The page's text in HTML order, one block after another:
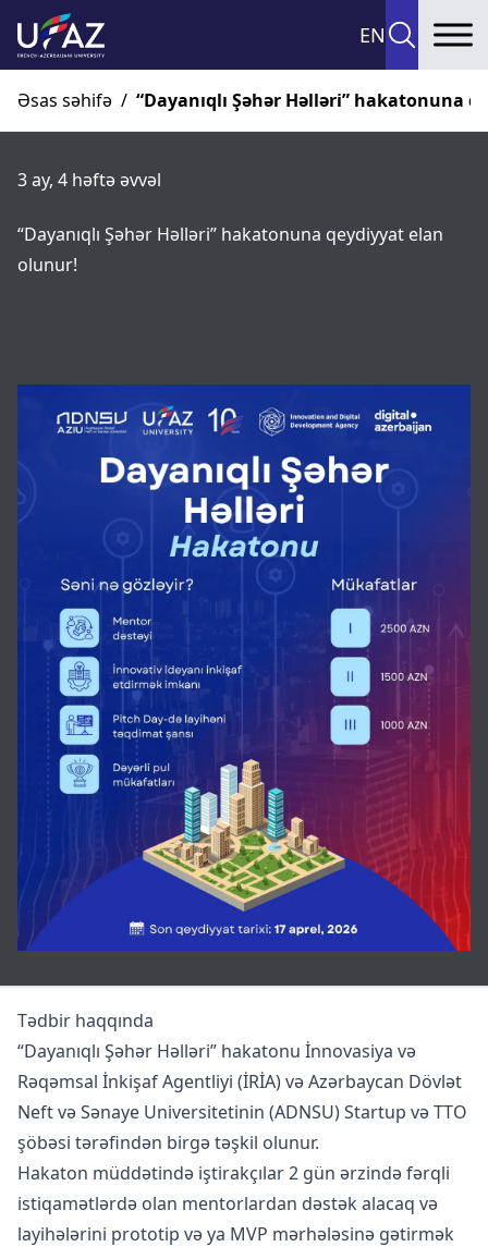
EN
Əsas səhifə / “Dayanıqlı Şəhər Həlləri” hakatonuna
3 ay, 4 həftə əvvəl
“Dayanıqlı Şəhər Həlləri” hakatonuna qeydiyyat elan
olunur!
Tədbir haqqında
“Dayanıqlı Şəhər Həlləri” hakatonu İnnovasiya və
Rəqəmsal İnkişaf Agentliyi (İRİA) və Azərbaycan Dövlət
Neft və Sənaye Universitetinin (ADNSU) Startup və TTO
şöbəsi tərəfindən birgə təşkil olunur.
Hakaton müddətində iştirakçılar 2 gün ərzində fərqli
istiqamətlərdə olan mentorlardan dəstək alacaq və
layihələrini prototip və ya MVP mərhələsinə gətirmək